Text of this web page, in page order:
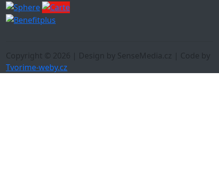
Copyright © 2026 | Design by SenseMedia.cz | Code by
Tvorime-weby.cz